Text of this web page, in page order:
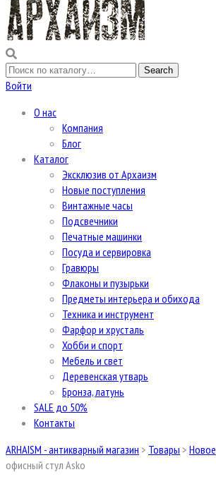
Войти
О нас
Компания
Блог
Каталог
Эксклюзив от Архаизм
Новые поступления
Винтажные часы
Подсвечники
Печатные машинки
Посуда и сервировка
Гравюры
Флаконы и пузырьки
Предметы интерьера и обихода
Техника и инструмент
Фарфор и хрусталь
Хобби и спорт
Мебель и свет
Деревенская утварь
Бронза, латунь
SALE до 50%
Контакты
ARHAISM - антикварный магазин > Товары > Новое
офисный стул Asko